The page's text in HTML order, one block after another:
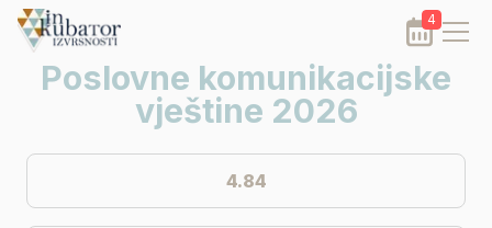
4
Poslovne komunikacijske
vještine 2026
4.84